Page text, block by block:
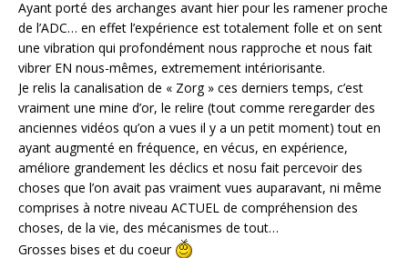
Ayant porté des archanges avant hier pour les ramener proche
de l’ADC… en effet l’expérience est totalement folle et on sent
une vibration qui profondément nous rapproche et nous fait
vibrer EN nous-mêmes, extremement intériorisante.
Je relis la canalisation de « Zorg » ces derniers temps, c’est
vraiment une mine d’or, le relire (tout comme reregarder des
anciennes vidéos qu’on a vues il y a un petit moment) tout en
ayant augmenté en fréquence, en vécus, en expérience,
améliore grandement les déclics et nosu fait percevoir des
choses que l’on avait pas vraiment vues auparavant, ni même
comprises à notre niveau ACTUEL de compréhension des
choses, de la vie, des mécanismes de tout…
Grosses bises et du coeur